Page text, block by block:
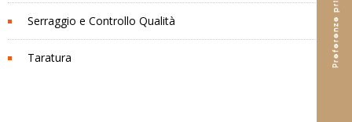
Serraggio e Controllo Qualità
Taratura